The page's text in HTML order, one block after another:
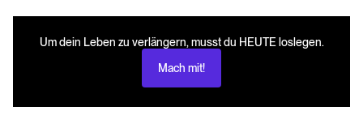
Um dein Leben zu verlängern, musst du HEUTE loslegen.
Mach mit!